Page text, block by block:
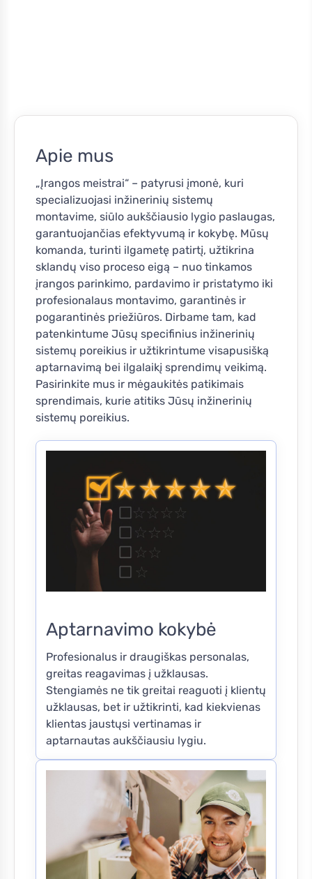
Apie mus
„Įrangos meistrai“ – patyrusi įmonė, kuri
specializuojasi inžinerinių sistemų
montavime, siūlo aukščiausio lygio paslaugas,
garantuojančias efektyvumą ir kokybę. Mūsų
komanda, turinti ilgametę patirtį, užtikrina
sklandų viso proceso eigą – nuo tinkamos
įrangos parinkimo, pardavimo ir pristatymo iki
profesionalaus montavimo, garantinės ir
pogarantinės priežiūros. Dirbame tam, kad
patenkintume Jūsų specifinius inžinerinių
sistemų poreikius ir užtikrintume visapusišką
aptarnavimą bei ilgalaikį sprendimų veikimą.
Pasirinkite mus ir mėgaukitės patikimais
sprendimais, kurie atitiks Jūsų inžinerinių
sistemų poreikius.
Aptarnavimo kokybė
Profesionalus ir draugiškas personalas,
greitas reagavimas į užklausas.
Stengiamės ne tik greitai reaguoti į klientų
užklausas, bet ir užtikrinti, kad kiekvienas
klientas jaustųsi vertinamas ir
aptarnautas aukščiausiu lygiu.